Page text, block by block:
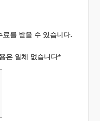
를 받을 수 있습니다.
은 일체 없습니다*